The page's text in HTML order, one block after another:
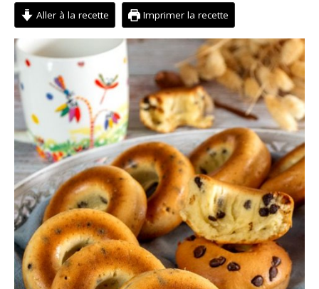
Aller à la recette Imprimer la recette